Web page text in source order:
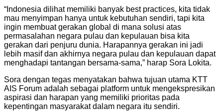
“Indonesia dilihat memiliki banyak best practices, kita tidak
mau menyimpan hanya untuk kebutuhan sendiri, tapi kita
ingin membuat gerakan global di mana solusi atas
permasalahan negara pulau dan kepulauan bisa kita
gerakan dari penjuru dunia. Harapannya gerakan ini jadi
lebih masif dan akhirnya negara pulau dan kepulauan dapat
menghadapi tantangan bersama-sama,” harap Sora Lokita.
Sora dengan tegas menyatakan bahwa tujuan utama KTT
AIS Forum adalah sebagai platform untuk mengekspresikan
aspirasi dan harapan yang memiliki prioritas pada
kepentingan masyarakat dalam negara itu sendiri.